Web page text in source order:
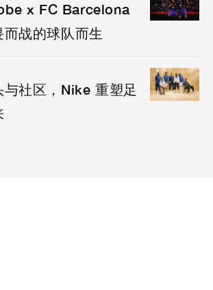
x FC Barcelona
战的球队而生
与社区，Nike 重塑足